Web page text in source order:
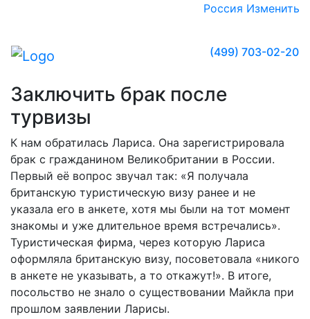
Россия Изменить
(499) 703-02-20
Заключить брак после
турвизы
К нам обратилась Лариса. Она зарегистрировала
брак с гражданином Великобритании в России.
Первый её вопрос звучал так: «Я получала
британскую туристическую визу ранее и не
указала его в анкете, хотя мы были на тот момент
знакомы и уже длительное время встречались».
Туристическая фирма, через которую Лариса
оформляла британскую визу, посоветовала «никого
в анкете не указывать, а то откажут!». В итоге,
посольство не знало о существовании Майкла при
прошлом заявлении Ларисы.